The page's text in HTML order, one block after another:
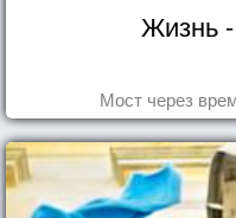
Жизнь
Мост через